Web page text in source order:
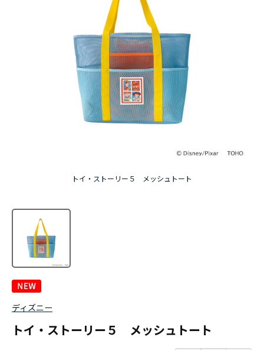
トイ・ストーリー５ メッシュトート
ディズニー
トイ・ストーリー５ メッシュトート